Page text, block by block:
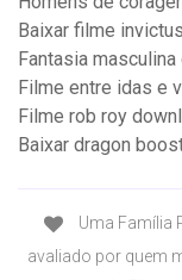
Baixar filme
Fantasia
Filme entre idas e
Filme rob roy
Baixar dragon
Uma Família
avaliado por quem